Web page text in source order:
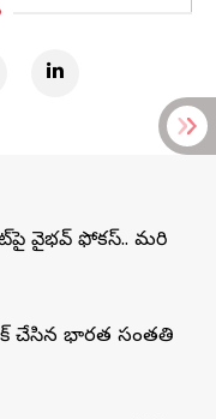
వైభవ్ ఫోకస్.. మరి
చేసిన భారత సంతతి